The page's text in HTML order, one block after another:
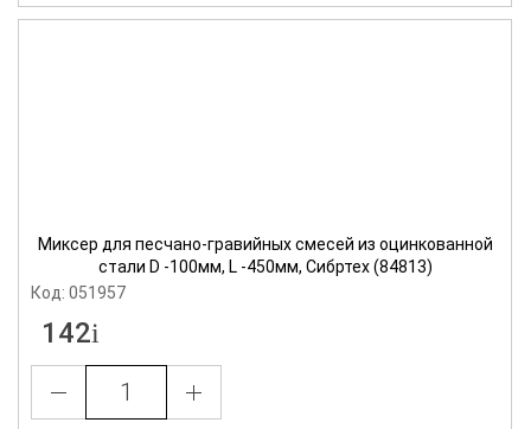
Миксер для песчано-гравийных смесей из оцинкованной
стали D -100мм, L -450мм, Сибртех (84813)
Код: 051957
142